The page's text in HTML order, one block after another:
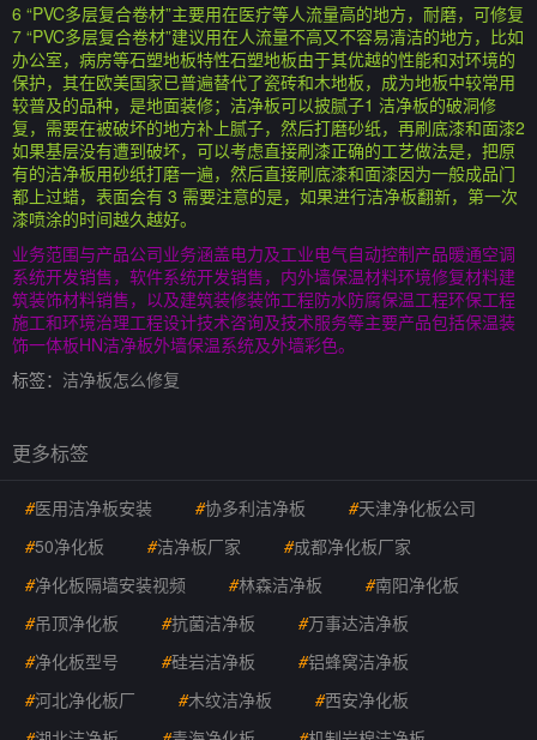
6 “PVC多层复合卷材”主要用在医疗等人流量高的地方，耐磨，可修复
7 “PVC多层复合卷材”建议用在人流量不高又不容易清洁的地方，比如
办公室，病房等石塑地板特性石塑地板由于其优越的性能和对环境的
保护，其在欧美国家已普遍替代了瓷砖和木地板，成为地板中较常用
较普及的品种，是地面装修；洁净板可以披腻子1 洁净板的破洞修
复，需要在被破坏的地方补上腻子，然后打磨砂纸，再刷底漆和面漆2
如果基层没有遭到破坏，可以考虑直接刷漆正确的工艺做法是，把原
有的洁净板用砂纸打磨一遍，然后直接刷底漆和面漆因为一般成品门
都上过蜡，表面会有 3 需要注意的是，如果进行洁净板翻新，第一次
漆喷涂的时间越久越好。
业务范围与产品公司业务涵盖电力及工业电气自动控制产品暖通空调
系统开发销售，软件系统开发销售，内外墙保温材料环境修复材料建
筑装饰材料销售，以及建筑装修装饰工程防水防腐保温工程环保工程
施工和环境治理工程设计技术咨询及技术服务等主要产品包括保温装
饰一体板HN洁净板外墙保温系统及外墙彩色。
标签： 洁净板怎么修复
更多标签
#医用洁净板安装 #协多利洁净板 #天津净化板公司
#50净化板 #洁净板厂家 #成都净化板厂家
#净化板隔墙安装视频 #林森洁净板 #南阳净化板
#吊顶净化板 #抗菌洁净板 #万事达洁净板
#净化板型号 #硅岩洁净板 #铝蜂窝洁净板
#河北净化板厂 #木纹洁净板 #西安净化板